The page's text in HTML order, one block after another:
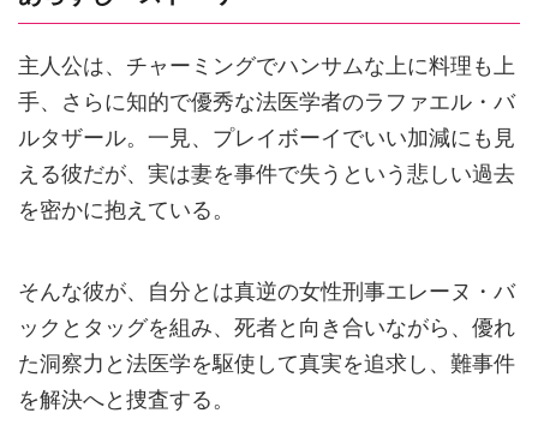
主人公は、チャーミングでハンサムな上に料理も上
手、さらに知的で優秀な法医学者のラファエル・バ
ルタザール。一見、プレイボーイでいい加減にも見
える彼だが、実は妻を事件で失うという悲しい過去
を密かに抱えている。
そんな彼が、自分とは真逆の女性刑事エレーヌ・バ
ックとタッグを組み、死者と向き合いながら、優れ
た洞察力と法医学を駆使して真実を追求し、難事件
を解決へと捜査する。